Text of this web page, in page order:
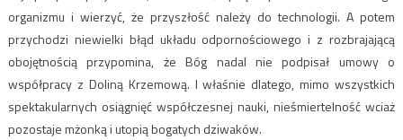
organizmu i wierzyć, że przyszłość należy do technologii. A potem
przychodzi niewielki błąd układu odpornościowego i z rozbrajającą
obojętnością przypomina, że Bóg nadal nie podpisał umowy o
współpracy z Doliną Krzemową. I właśnie dlatego, mimo wszystkich
spektakularnych osiągnięć współczesnej nauki, nieśmiertelność wciaż
pozostaje mżonką i utopią bogatych dziwaków.